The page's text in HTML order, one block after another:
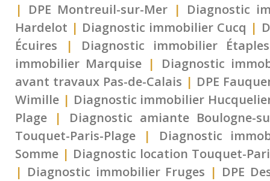
| DPE Montreuil-sur-Mer | Diagnostic
Hardelot | Diagnostic immobilier Cucq |
Écuires | Diagnostic immobilier Étaples
immobilier Marquise | Diagnostic
avant travaux Pas-de-Calais | DPE
Wimille | Diagnostic immobilier
Plage | Diagnostic amiante Boulogne-
Touquet-Paris-Plage | Diagnostic
Somme | Diagnostic location Touquet-
| Diagnostic immobilier Fruges | DPE